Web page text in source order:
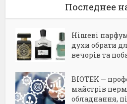
Последнее
Нішеві
духи обрати
вечорів та
BIOTEK —
майстрів
обладнання,